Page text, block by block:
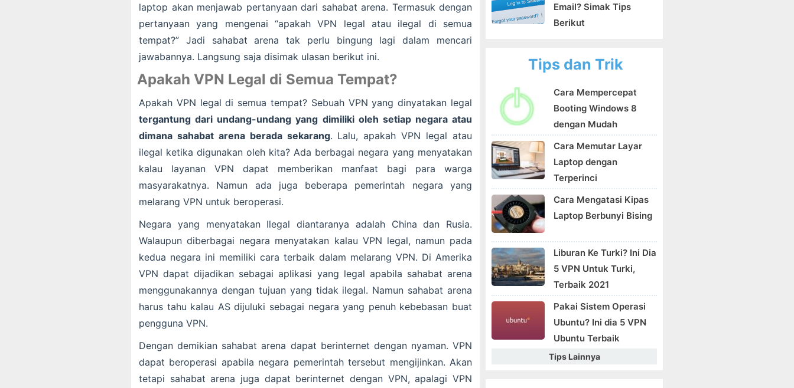
laptop akan menjawab pertanyaan dari sahabat arena. Termasuk dengan
pertanyaan yang mengenai “apakah VPN legal atau ilegal di semua
tempat?” Jadi sahabat arena tak perlu bingung lagi dalam mencari
jawabannya. Langsung saja disimak ulasan berikut ini.
Apakah VPN Legal di Semua Tempat?
Apakah VPN legal di semua tempat? Sebuah VPN yang dinyatakan legal
tergantung dari undang-undang yang dimiliki oleh setiap negara atau
dimana sahabat arena berada sekarang. Lalu, apakah VPN legal atau
ilegal ketika digunakan oleh kita? Ada berbagai negara yang menyatakan
kalau layanan VPN dapat memberikan manfaat bagi para warga
masyarakatnya. Namun ada juga beberapa pemerintah negara yang
melarang VPN untuk beroperasi.
Negara yang menyatakan Ilegal diantaranya adalah China dan Rusia.
Walaupun diberbagai negara menyatakan kalau VPN legal, namun pada
kedua negara ini memiliki cara terbaik dalam melarang VPN. Di Amerika
VPN dapat dijadikan sebagai aplikasi yang legal apabila sahabat arena
menggunakannya dengan tujuan yang tidak ilegal. Namun sahabat arena
harus tahu kalau AS dijuluki sebagai negara yang penuh kebebasan buat
pengguna VPN.
Dengan demikian sahabat arena dapat berinternet dengan nyaman. VPN
dapat beroperasi apabila negara pemerintah tersebut mengijinkan. Akan
tetapi sahabat arena juga dapat berinternet dengan VPN, apalagi VPN
Email? Simak Tips
Berikut
Tips dan Trik
Cara Mempercepat
Booting Windows 8
dengan Mudah
Cara Memutar Layar
Laptop dengan
Terperinci
Cara Mengatasi Kipas
Laptop Berbunyi Bising
Liburan Ke Turki? Ini Dia
5 VPN Untuk Turki,
Terbaik 2021
Pakai Sistem Operasi
Ubuntu? Ini dia 5 VPN
Ubuntu Terbaik
Tips Lainnya